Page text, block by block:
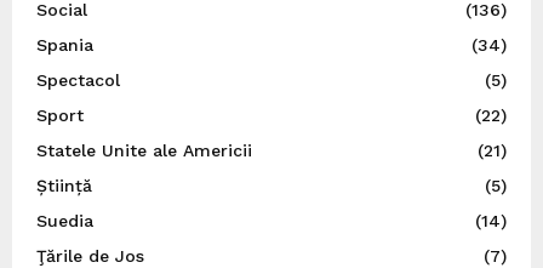
Social
(136)
Spania
(34)
Spectacol
(5)
Sport
(22)
Statele Unite ale Americii
(21)
Știință
(5)
Suedia
(14)
Ţările de Jos
(7)